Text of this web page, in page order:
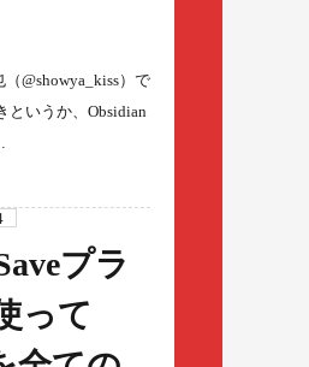
@showya_kiss）で
というか、Obsidian
プラ
って